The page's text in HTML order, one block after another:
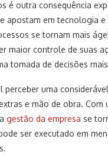
é outra consequência
apostam em tecnologia e
se tornam mais
maior controle de suas
tomada de decisões
perceber uma
e mão de obra. Com
gestão da empresa se
ser executado em